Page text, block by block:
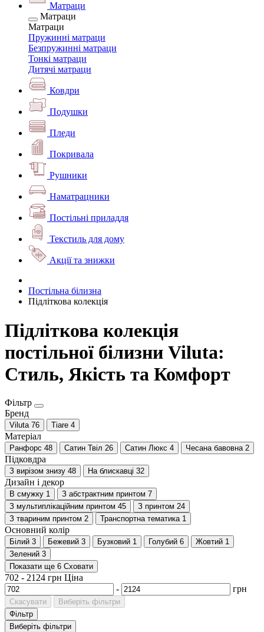
Матраци
Матраци
Матраци
Пружинні матраци
Безпружинні матраци
Тонкі матраци
Дитячі матраци
Ковдри
Подушки
Пледи
Покривала
Рушники
Наматрацники
Постільні приладдя
Текстиль для дому
Акції та знижки
Постільна білизна
Підліткова колекція
Підліткова колекція
постільної білизни Viluta:
Стиль, Якість та Комфорт
Фільтр
Бренд
Viluta 76 Tiare 4
Матеріал
Ранфорс 48 Сатин Твіл 26 Сатин Люкс 4 Чесана бавовна 2
Підковдра
З вирізом знизу 48 На блискавці 32
Дизайн і декор
В смужку 1 З абстрактним принтом 7
З мультиплікаційним принтом 45 З принтом 24
З твариним принтом 2 Транспортна тематика 1
Основний колір
Білий 3 Бежевий 3 Бузковий 1 Голубий 6 Жовтий 1
Зелений 3
Показати ще 6 Сховати
702 - 2124 грн Ціна
-
грн
Скасувати
Виберіть фільтри
Фільтр
Виберіть фільтри